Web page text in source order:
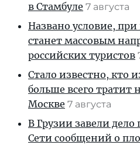
в Стамбуле 7 августа
Названо условие,
станет массовым
российских туристов
Стало известно, кто
больше всего тратит
Москве 7 августа
В Грузии завели дело
Сети сообщений о